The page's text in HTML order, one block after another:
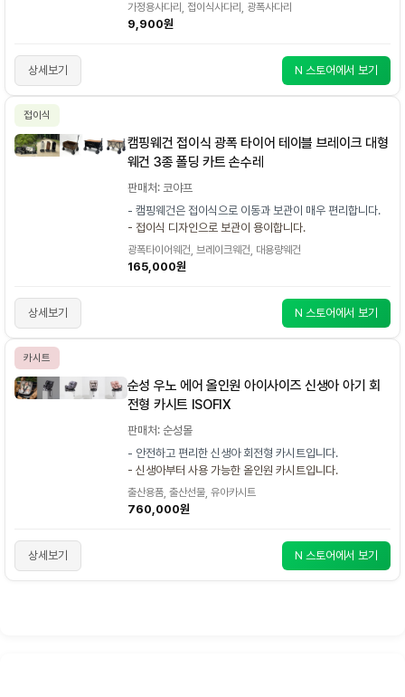
가정용사다리, 접이식사다리, 광폭사다리
9,900원
상세보기 N 스토어에서 보기
접이식
캠핑웨건 접이식 광폭 타이어 테이블 브레이크 대형
웨건 3종 폴딩 카트 손수레
판매처: 코야프
- 캠핑웨건은 접이식으로 이동과 보관이 매우 편리합니다.
- 접이식 디자인으로 보관이 용이합니다.
광폭타이어웨건, 브레이크웨건, 대용량웨건
165,000원
상세보기 N 스토어에서 보기
카시트
순성 우노 에어 올인원 아이사이즈 신생아 아기 회
전형 카시트 ISOFIX
판매처: 순성몰
- 안전하고 편리한 신생아 회전형 카시트입니다.
- 신생아부터 사용 가능한 올인원 카시트입니다.
출산용품, 출산선물, 유아카시트
760,000원
상세보기 N 스토어에서 보기